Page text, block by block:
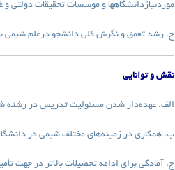
موردنیازدانشگاهها و موسسات تحقیقات دولتی و
ج. رشد تعمق و نگرش کلی دانشجو درعلم شیمی به
نقش و توانایی
الف. عهده‌دار شدن مسئولیت تدریس در رشته
ب. همکاری در زمینه‌های مختلف شیمی در
ج. آمادگی برای ادامه تحصیلات بالاتر در جهت